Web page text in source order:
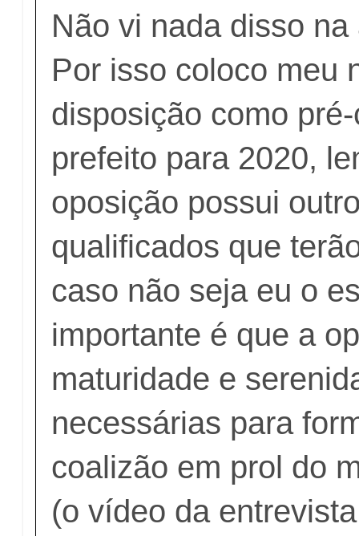
Não vi nada disso
Por isso coloco meu
disposição como
prefeito para 2020,
oposição possui
qualificados que
caso não seja eu o
importante é que a
maturidade e
necessárias para
coalizão em prol do
(o vídeo da